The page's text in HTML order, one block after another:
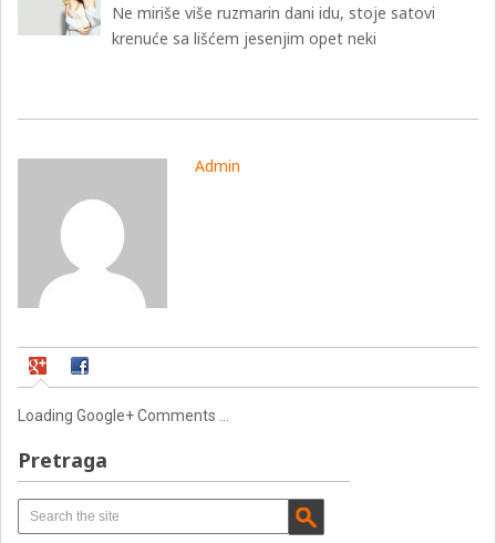
Ne miriše više ruzmarin dani idu, stoje satovi
krenuće sa lišćem jesenjim opet neki
Admin
Loading Google+ Comments ...
Pretraga